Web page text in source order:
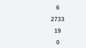
6
2733
19
0